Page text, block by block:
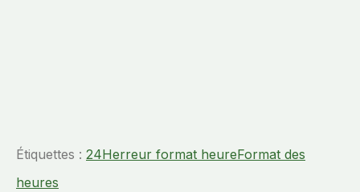
Étiquettes : 24Herreur format heureFormat des
heures